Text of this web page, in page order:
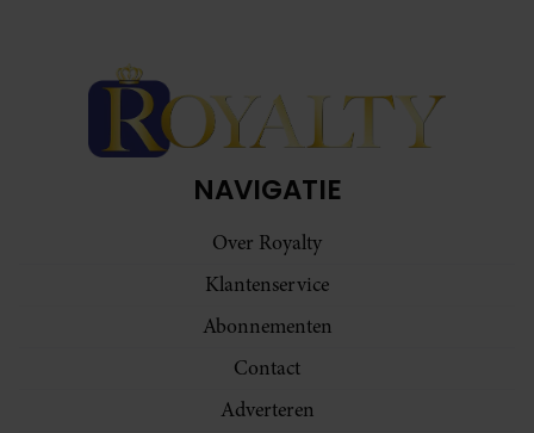
NAVIGATIE
Over Royalty
Klantenservice
Abonnementen
Contact
Adverteren